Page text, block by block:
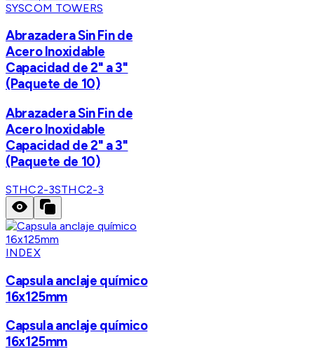
SYSCOM TOWERS
Abrazadera Sin Fin de
Acero Inoxidable
Capacidad de 2" a 3"
(Paquete de 10)
Abrazadera Sin Fin de
Acero Inoxidable
Capacidad de 2" a 3"
(Paquete de 10)
STHC2-3STHC2-3
INDEX
Capsula anclaje químico
16x125mm
Capsula anclaje químico
16x125mm